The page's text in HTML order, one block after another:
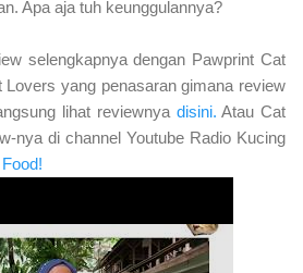
Apa aja tuh keunggulannya?
selengkapnya dengan Pawprint Cat
Lovers yang penasaran gimana review
lihat reviewnya disini. Atau Cat
nya di channel Youtube Radio Kucing